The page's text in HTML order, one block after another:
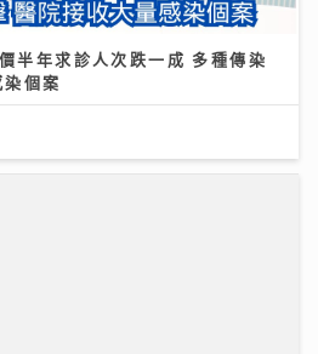
半年求診人次跌一成 多種傳染
個案